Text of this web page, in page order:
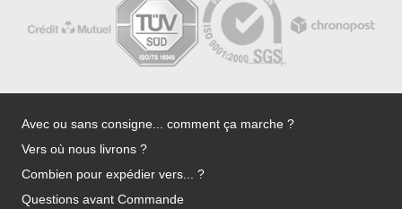
Avec ou sans consigne... comment ça marche ?
Vers où nous livrons ?
Combien pour expédier vers... ?
Questions avant Commande